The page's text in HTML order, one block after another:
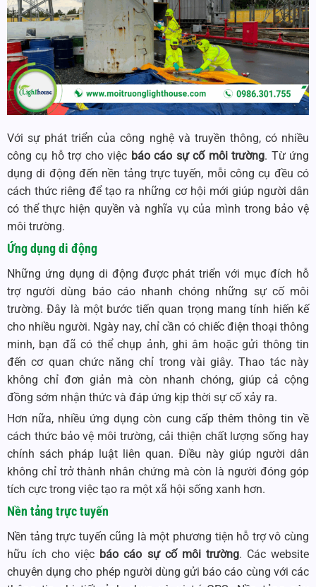
Với sự phát triển của công nghệ và truyền thông, có nhiều
công cụ hỗ trợ cho việc báo cáo sự cố môi trường. Từ ứng
dụng di động đến nền tảng trực tuyến, mỗi công cụ đều có
cách thức riêng để tạo ra những cơ hội mới giúp người dân
có thể thực hiện quyền và nghĩa vụ của mình trong bảo vệ
môi trường.
Ứng dụng di động
Những ứng dụng di động được phát triển với mục đích hỗ
trợ người dùng báo cáo nhanh chóng những sự cố môi
trường. Đây là một bước tiến quan trọng mang tính hiến kế
cho nhiều người. Ngày nay, chỉ cần có chiếc điện thoại thông
minh, bạn đã có thể chụp ảnh, ghi âm hoặc gửi thông tin
đến cơ quan chức năng chỉ trong vài giây. Thao tác này
không chỉ đơn giản mà còn nhanh chóng, giúp cả cộng
đồng sớm nhận thức và đáp ứng kịp thời sự cố xảy ra.
Hơn nữa, nhiều ứng dụng còn cung cấp thêm thông tin về
cách thức bảo vệ môi trường, cải thiện chất lượng sống hay
chính sách pháp luật liên quan. Điều này giúp người dân
không chỉ trở thành nhân chứng mà còn là người đóng góp
tích cực trong việc tạo ra một xã hội sống xanh hơn.
Nền tảng trực tuyến
Nền tảng trực tuyến cũng là một phương tiện hỗ trợ vô cùng
hữu ích cho việc báo cáo sự cố môi trường. Các website
chuyên dụng cho phép người dùng gửi báo cáo cùng với các